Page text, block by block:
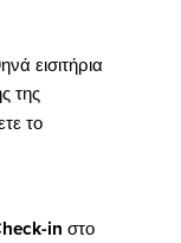
εισιτήρια
της
το
in στο